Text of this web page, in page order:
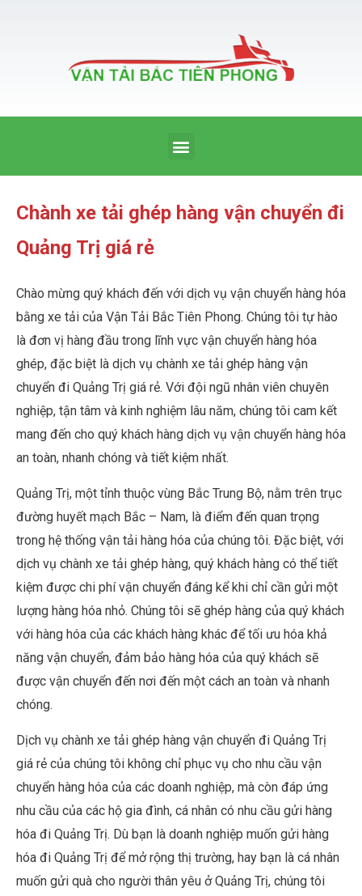
Menu
Chành xe tải ghép hàng vận chuyển đi
Quảng Trị giá rẻ
Chào mừng quý khách đến với dịch vụ vận chuyển hàng hóa
bằng xe tải của Vận Tải Bắc Tiên Phong. Chúng tôi tự hào
là đơn vị hàng đầu trong lĩnh vực vận chuyển hàng hóa
ghép, đặc biệt là dịch vụ chành xe tải ghép hàng vận
chuyển đi Quảng Trị giá rẻ. Với đội ngũ nhân viên chuyên
nghiệp, tận tâm và kinh nghiệm lâu năm, chúng tôi cam kết
mang đến cho quý khách hàng dịch vụ vận chuyển hàng hóa
an toàn, nhanh chóng và tiết kiệm nhất.
Quảng Trị, một tỉnh thuộc vùng Bắc Trung Bộ, nằm trên trục
đường huyết mạch Bắc – Nam, là điểm đến quan trọng
trong hệ thống vận tải hàng hóa của chúng tôi. Đặc biệt, với
dịch vụ chành xe tải ghép hàng, quý khách hàng có thể tiết
kiệm được chi phí vận chuyển đáng kể khi chỉ cần gửi một
lượng hàng hóa nhỏ. Chúng tôi sẽ ghép hàng của quý khách
với hàng hóa của các khách hàng khác để tối ưu hóa khả
năng vận chuyển, đảm bảo hàng hóa của quý khách sẽ
được vận chuyển đến nơi đến một cách an toàn và nhanh
chóng.
Dịch vụ chành xe tải ghép hàng vận chuyển đi Quảng Trị
giá rẻ của chúng tôi không chỉ phục vụ cho nhu cầu vận
chuyển hàng hóa của các doanh nghiệp, mà còn đáp ứng
nhu cầu của các hộ gia đình, cá nhân có nhu cầu gửi hàng
hóa đi Quảng Trị. Dù bạn là doanh nghiệp muốn gửi hàng
hóa đi Quảng Trị để mở rộng thị trường, hay bạn là cá nhân
muốn gửi quà cho người thân yêu ở Quảng Trị, chúng tôi